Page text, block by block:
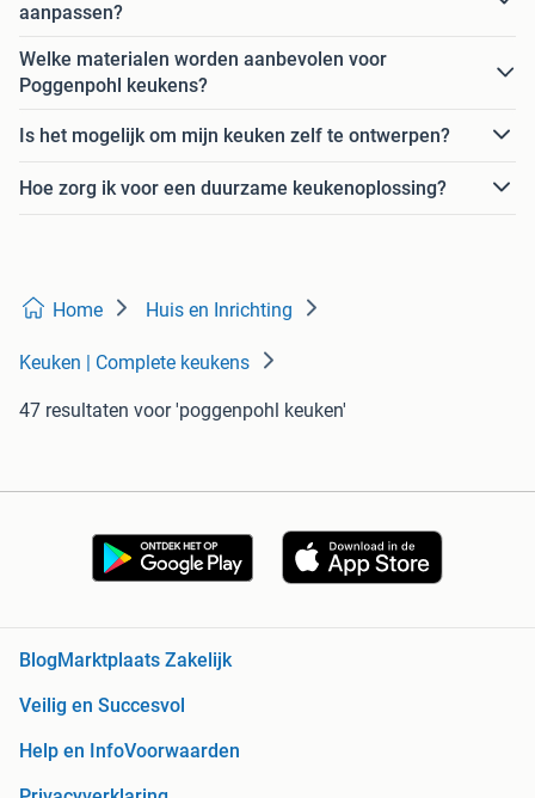
aanpassen?
Welke materialen worden aanbevolen voor
Poggenpohl keukens?
Is het mogelijk om mijn keuken zelf te ontwerpen?
Hoe zorg ik voor een duurzame keukenoplossing?
Home Huis en Inrichting
Keuken | Complete keukens
47 resultaten voor 'poggenpohl keuken'
Blog Marktplaats Zakelijk
Veilig en Succesvol
Help en InfoVoorwaarden